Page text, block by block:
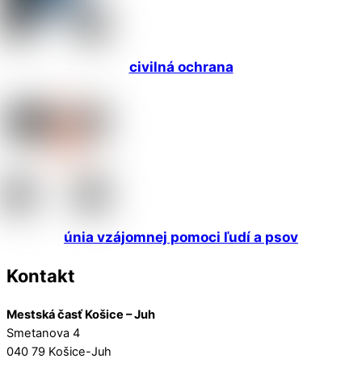
civilná ochrana
únia vzájomnej pomoci ľudí a psov
Kontakt
Mestská časť Košice – Juh
Smetanova 4
040 79 Košice-Juh